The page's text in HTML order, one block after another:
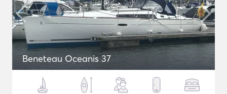
Beneteau Oceanis 37